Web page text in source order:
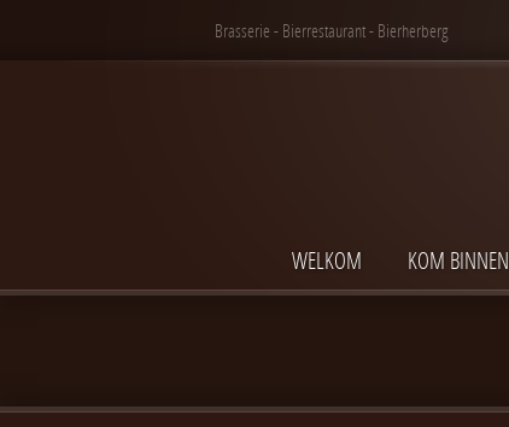
Brasserie - Bierrestaurant - Bierherberg
WELKOM KOM BINNEN